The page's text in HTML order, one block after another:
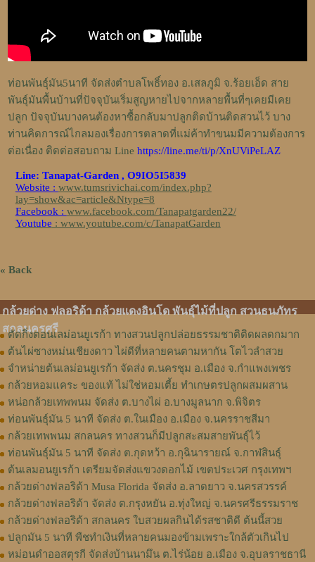
ท่อนพันธุ์มัน5นาที จัดส่งตำบลโพธิ์ทอง อ.เสลภูมิ จ.ร้อยเอ็ด สาย
พันธุ์มันพื้นบ้านที่ปัจจุบันเริ่มสูญหายไปจากหลายพื้นที่ๆเคยมีเคย
ปลูก ปัจจุบันบางคนต้องหาซื้อกลับมาปลูกติดบ้านติดสวนไว้ บาง
ท่านคิดการณ์ไกลมองเรื่องการตลาดที่แม่ค้าทำขนมมีความต้องการ
ต่อเนื่อง ติดต่อสอบถาม Line https://line.me/ti/p/XnUViPeLAZ
Line: Tanapat-Garden , O9IO5I5839
Website : www.tumsrivichai.com/index.php?
lay=show&ac=article&Ntype=8
Facebook : www.facebook.com/Tanapatgarden22/
Youtube : www.youtube.com/c/TanapatGarden
« Back
กล้วยด่าง ฟลอริด้า กล้วยแดงอินโด พันธุ์ไม้ที่ปลูก สวนธนภัทร
สกลนครศรี
ตัดกิ่งตอนเลม่อนยูเรก้า ทางสวนปลูกปล่อยธรรมชาติติดผลดกมาก
ต้นไผ่ซางหม่นเชียงดาว ไผ่ดีที่หลายคนตามหากัน โตไวลำสวย
จำหน่ายต้นเลม่อนยูเรก้า จัดส่ง ต.นครชุม อ.เมือง จ.กําแพงเพชร
กล้วยหอมแคระ ของแท้ ไม่ใช่หอมเตี้ย ทำเกษตรปลูกผสมผสาน
หน่อกล้วยเทพพนม จัดส่ง ต.บางไผ่ อ.บางมูลนาก จ.พิจิตร
ท่อนพันธุ์มัน 5 นาที จัดส่ง ต.ในเมือง อ.เมือง จ.นครราชสีมา
กล้วยเทพพนม สกลนคร ทางสวนก็มีปลูกสะสมสายพันธุ์ไว้
ท่อนพันธุ์มัน 5 นาที จัดส่ง ต.กุดหว้า อ.กุฉินารายณ์ จ.กาฬสินธุ์
ต้นเลมอนยูเรก้า เตรียมจัดส่งแขวงดอกไม้ เขตประเวศ กรุงเทพฯ
กล้วยด่างฟลอริด้า Musa Florida จัดส่ง อ.ลาดยาว จ.นครสวรรค์
กล้วยด่างฟลอริด้า จัดส่ง ต.กรุงหยัน อ.ทุ่งใหญ่ จ.นครศรีธรรมราช
กล้วยด่างฟลอริด้า สกลนคร ใบสวยผลกินได้รสชาติดี ต้นนี้สวย
ปลูกมัน 5 นาที พืชทำเงินที่หลายคนมองข้ามเพราะใกล้ตัวเกินไป
หม่อนดำออสตุรกี จัดส่งบ้านนามึน ต.ไร่น้อย อ.เมือง จ.อุบลราชธานี